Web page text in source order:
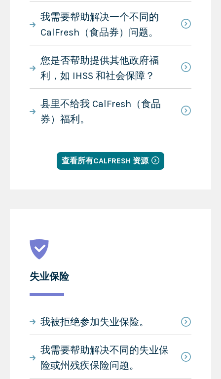
我需要帮助解决一个不同的
CalFresh（食品券）问题。
您是否帮助提供其他政府福
利，如 IHSS 和社会保障？
县里不给我 CalFresh（食品
券）福利。
查看所有CALFRESH 资源
失业保险
我被拒绝参加失业保险。
我需要帮助解决不同的失业保
险或州残疾保险问题。